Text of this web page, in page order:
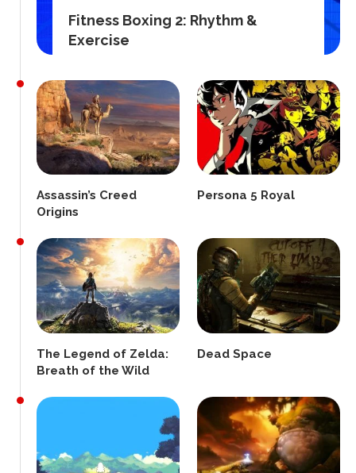
Fitness Boxing 2: Rhythm &
Exercise
Assassin’s Creed
Origins
Persona 5 Royal
The Legend of Zelda:
Breath of the Wild
Dead Space